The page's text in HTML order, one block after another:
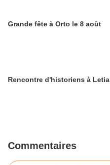
Grande fête à Orto le 8 août
Rencontre d'historiens à Letia
Commentaires